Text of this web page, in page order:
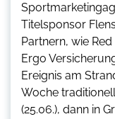
Titelsponsor
Partnern, wie
Ergo
Ereignis am
Woche
(25.06.), dann in